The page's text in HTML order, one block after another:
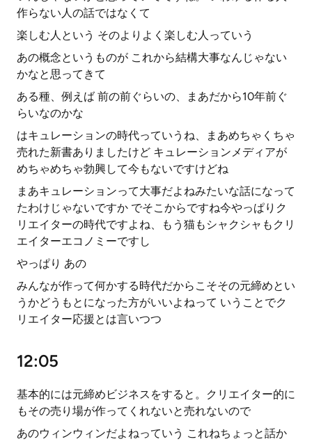
作らない人の話ではなくて
楽しむ人という そのよりよく楽しむ人っていう
あの概念というものが これから結構大事なんじゃない
かなと思ってきて
ある種、例えば 前の前ぐらいの、まあだから10年前ぐ
らいなのかな
はキュレーションの時代っていうね、まあめちゃくちゃ
売れた新書ありましたけど キュレーションメディアが
めちゃめちゃ勃興して今もないですけどね
まあキュレーションって大事だよねみたいな話になって
たわけじゃないですか でそこからですね今やっぱりク
リエイターの時代ですよね、もう猫もシャクシャもクリ
エイターエコノミーですし
やっぱり あの
みんなが作って何かする時代だからこそその元締めとい
うかどうもとになった方がいいよねって いうことでク
リエイター応援とは言いつつ
12:05
基本的には元締めビジネスをすると。クリエイター的に
もその売り場が作ってくれないと売れないので
あのウィンウィンだよねっていう これねちょっと話か